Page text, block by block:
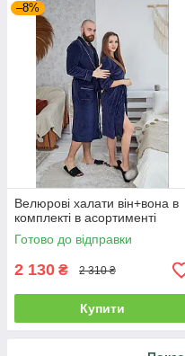
–8%
Велюрові халати він+вона в
комплекті в асортименті
Готово до відправки
2 130 ₴ 2 310 ₴
Купити